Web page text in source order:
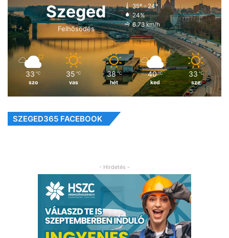
Szeged
Felhősödés
35º - 24º
24%
6.73 km/h
33 ℃
szo
35 ℃
vas
38 ℃
hét
40 ℃
ked
33 ℃
sze
SZEGED365 FACEBOOK
- Hirdetés -